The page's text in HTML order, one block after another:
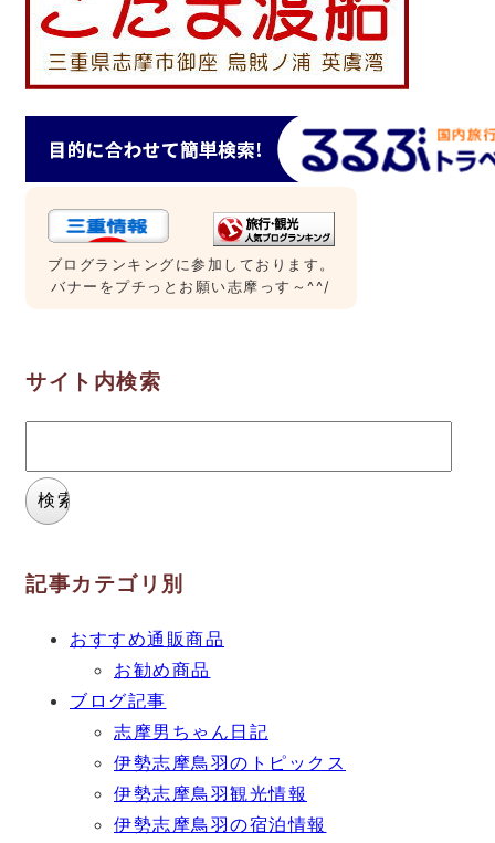
ブログランキングに参加しております。
バナーをプチっとお願い志摩っす～^^/
サイト内検索
索:
記事カテゴリ別
おすすめ通販商品
お勧め商品
ブログ記事
志摩男ちゃん日記
伊勢志摩鳥羽のトピックス
伊勢志摩鳥羽観光情報
伊勢志摩鳥羽の宿泊情報